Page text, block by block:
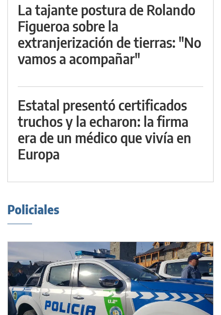
La tajante postura de Rolando
Figueroa sobre la
extranjerización de tierras: "No
vamos a acompañar"
Estatal presentó certificados
truchos y la echaron: la firma
era de un médico que vivía en
Europa
Policiales